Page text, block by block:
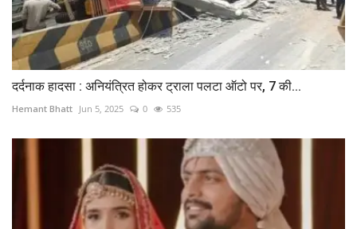
दर्दनाक हादसा : अनियंत्रित होकर ट्राला पलटा ऑटो पर, 7 की...
Hemant Bhatt Jun 5, 2025 0 535